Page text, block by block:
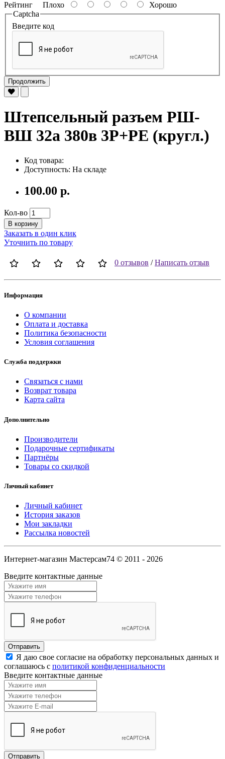
Рейтинг Плохо
Хорошо
Captcha
Введите код
Продолжить
Штепсельный разъем РШ-
ВШ 32а 380в 3Р+РЕ (кругл.)
Код товара:
Доступность: На складе
100.00 р.
Кол-во
В корзину
Заказать в один клик
Уточнить по товару
0 отзывов /Написать отзыв
Информация
О компании
Оплата и доставка
Политика безопасности
Условия соглашения
Служба поддержки
Связаться с нами
Возврат товара
Карта сайта
Дополнительно
Производители
Подарочные сертификаты
Партнёры
Товары со скидкой
Личный кабинет
Личный кабинет
История заказов
Мои закладки
Рассылка новостей
Интернет-магазин Мастерсам74 © 2011 - 2026
Введите контактные данные
Я даю свое согласие на обработку персональных данных и
соглашаюсь с политикой конфиденциальности
Введите контактные данные